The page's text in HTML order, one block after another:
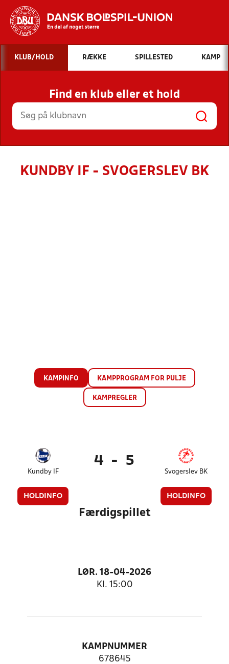
Hvad vil du søge efter?
INDHOLD OG NYHEDER
STILLINGER, RESULTATER, KLUBBER OG
HOLD
KLUB/HOLD RÆKKE SPILLESTED KAMP
Find en klub eller et hold
KUNDBY IF - SVOGERSLEV BK
KAMPINFO KAMPPROGRAM FOR PULJE
KAMPREGLER
Kundby IF
HOLDINFO
4 - 5
Svogerslev BK
HOLDINFO
Færdigspillet
LØR. 18-04-2026
Kl. 15:00
KAMPNUMMER
678645